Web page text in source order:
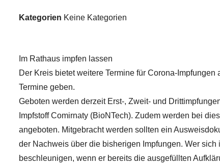
Kategorien Keine Kategorien
Im Rathaus impfen lassen
Der Kreis bietet weitere Termine für Corona-
Termine geben.
Geboten werden derzeit Erst-, Zweit- und
Impfstoff Comirnaty (BioNTech). Zudem werden bei
angeboten. Mitgebracht werden sollten ein
der Nachweis über die bisherigen Impfungen. Wer
beschleunigen, wenn er bereits die ausgefüllten